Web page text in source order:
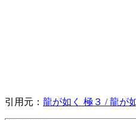
引用元： 龍が如く 極３ / 龍が